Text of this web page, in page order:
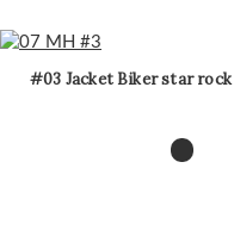
#03 Jacket Biker star rock